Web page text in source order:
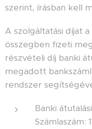
szerint, írásban kell
A szolgáltatási díjat
összegben fizeti
részvételi díj banki
megadott
rendszer
Banki
Számlaszám: